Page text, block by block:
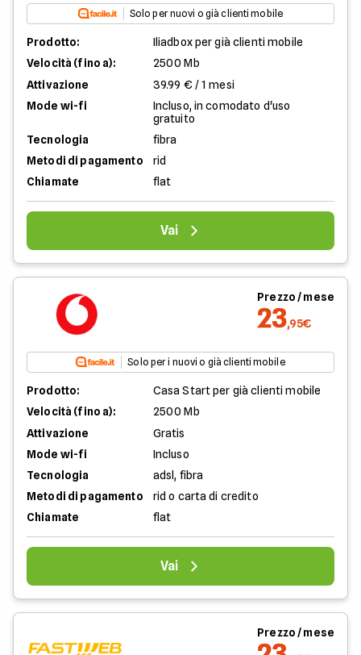
Solo per nuovi o già clienti mobile
Prodotto:
Iliadbox per già clienti mobile
Velocità (fino a):
2500 Mb
Attivazione
39.99 € / 1 mesi
Mode wi-fi
Incluso, in comodato d'uso
gratuito
Tecnologia
fibra
Metodi di pagamento
rid
Chiamate
flat
Vai
Prezzo / mese
23,95€
Solo per i nuovi o già clienti mobile
Prodotto:
Casa Start per già clienti mobile
Velocità (fino a):
2500 Mb
Attivazione
Gratis
Mode wi-fi
Incluso
Tecnologia
adsl, fibra
Metodi di pagamento
rid o carta di credito
Chiamate
flat
Vai
Prezzo / mese